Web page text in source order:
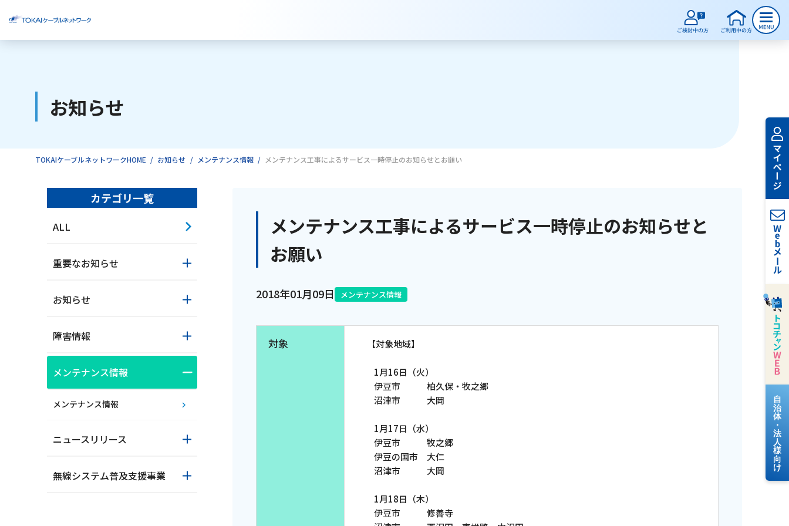
ご利用中のお客様
サービスのご案内
電話
動画配信
おトクな情報
お知らせ
TOKAIケーブルネットワークHOME お知らせ メンテナンス情報 メンテナンス工事によるサービス一時停止のお知らせとお願い
カテゴリ一覧
ALL
重要なお知らせ
お知らせ
障害情報
メンテナンス情報
メンテナンス情報
ニュースリリース
無線システム普及支援事業
メンテナンス工事によるサービス一時停止のお知らせと
お願い
2018年01月09日 メンテナンス情報
対象 【対象地域】
1月16日（火）
伊豆市 柏久保・牧之郷
沼津市 大岡
1月17日（水）
伊豆市 牧之郷
伊豆の国市 大仁
沼津市 大岡
1月18日（木）
伊豆市 修善寺